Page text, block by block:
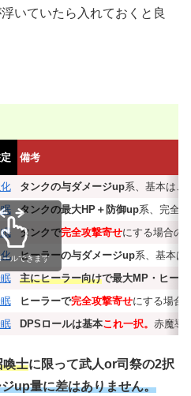
いていたら入れておくと良
備考
タンクの与ダメージup系、基本はこ
タンクの最大HP＋防御up系、完全
タンクで完全攻撃寄せにする場合の
ヒーラーの与ダメージup系、基本は
主にヒーラー向けで最大MP・ヒー
ヒーラーで完全攻撃寄せにする場合
DPSロールは基本これ一択。 赤魔導
ールできます
喚士に限って武人or司祭の2択
up量に差はありません。